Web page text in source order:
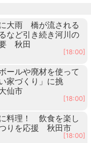
大雨 橋が流される
など引き続き河川の
秋田
[18:00]
ールや廃材を使って
家づくり」に挑
仙市
[18:00]
料理！ 飲食を楽し
りを応援 秋田市
[18:00]